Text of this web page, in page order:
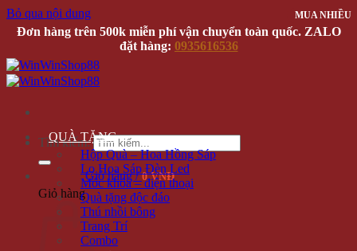
Bỏ qua nội dung
Đơn hàng trên 500k miễn phí vận chuyển toàn quốc. ZALO
đặt hàng: 0935616536
Tìm kiếm:
Giỏ hàng /0 VNĐ
Giỏ hàng
QUÀ TẶNG
Hộp Quà – Hoa Hồng Sáp
Lọ Hoa Sáp Đèn Led
Móc khóa – điện thoại
Quà tặng độc đáo
Thú nhồi bông
Trang Trí
Combo
MUA NHIỀU
MUA NHIỀU